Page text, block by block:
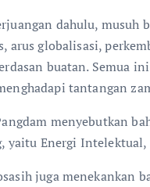
dahulu,
arus globalisasi,
buatan. Semua
tantangan
menyebutkan
yaitu Energi
juga menekankan